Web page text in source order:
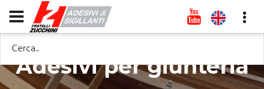
Cerca...
Adesivi per giunteria